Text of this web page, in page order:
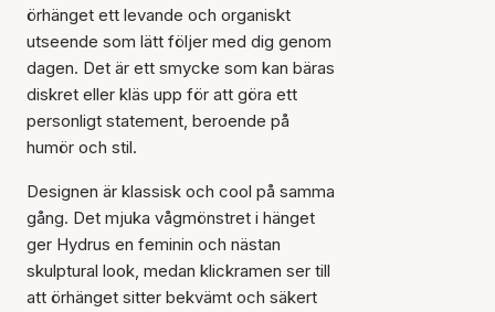
örhänget ett levande och organiskt
utseende som lätt följer med dig genom
dagen. Det är ett smycke som kan bäras
diskret eller kläs upp för att göra ett
personligt statement, beroende på
humör och stil.
Designen är klassisk och cool på samma
gång. Det mjuka vågmönstret i hänget
ger Hydrus en feminin och nästan
skulptural look, medan klickramen ser till
att örhänget sitter bekvämt och säkert